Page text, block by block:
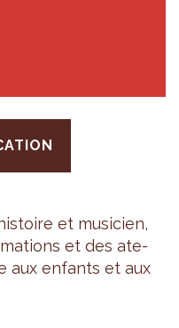
et musi­cien,
et des ate­
aux enfants et aux